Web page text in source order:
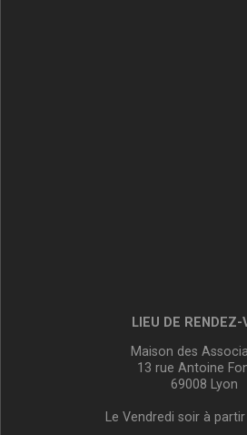
LIEU DE RENDEZ-
Maison des
13 rue Antoine
69008 Lyon
Le Vendredi soir à